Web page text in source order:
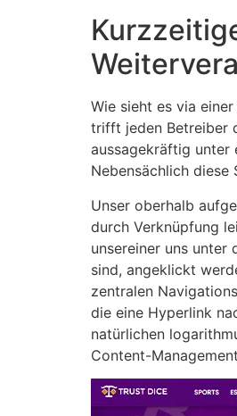
Wie sieht es via
trifft jeden Betreiber
aussagekräftig unter
Nebensächlich
Unser oberhalb
durch Verknüpfung
unsereiner uns unter
sind, angeklickt
zentralen
die eine Hyperlink
natürlichen
Content-